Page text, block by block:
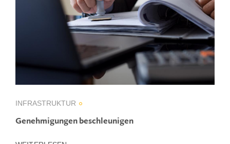
INFRASTRUKTUR
Genehmigungen beschleunigen